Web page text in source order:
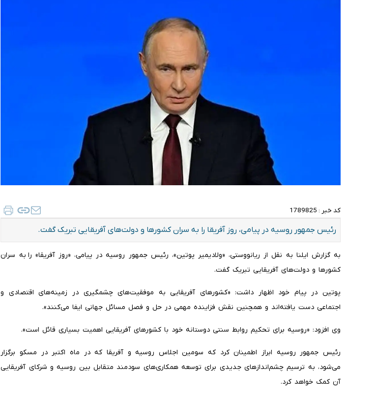
کد خبر : 1789825
رئیس جمهور روسیه در پیامی، روز آفریقا را به سران کشورها و دولت‌های آفریقایی تبریک گفت.
به گزارش ایلنا به نقل از ریانووستی، «ولادیمیر پوتین»، رئیس جمهور روسیه در پیامی، «روز آفریقا» را به سران
کشورها و دولت‌های آفریقایی تبریک گفت.
پوتین در پیام خود اظهار داشت:‌ «کشورهای آفریقایی به موفقیت‌های چشمگیری در زمینه‌های اقتصادی و
اجتماعی دست یافته‌اند و همچنین نقش فزاینده مهمی در حل و فصل مسائل جهانی ایفا می‌کنند».
وی افزود: «روسیه برای تحکیم روابط سنتی دوستانه خود با کشورهای آفریقایی اهمیت بسیاری قائل است».
رئیس جمهور روسیه ابراز اطمینان کرد که سومین اجلاس روسیه و آفریقا که در ماه اکتبر در مسکو برگزار
می‌شود، به ترسیم چشم‌اندازهای جدیدی برای توسعه همکاری‌های سودمند متقابل بین روسیه و شرکای آفریقایی‌
آن کمک خواهد کرد.